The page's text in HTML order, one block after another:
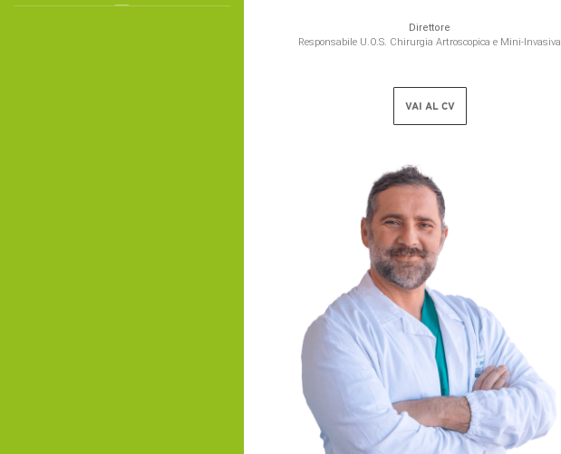
Direttore
Responsabile U.O.S. Chirurgia Artroscopica e Mini-Invasiva
VAI AL CV